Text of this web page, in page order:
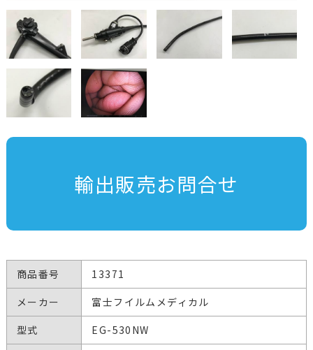
輸出販売お問合せ
商品番号
13371
メーカー
富士フイルムメディカル
型式
EG-530NW